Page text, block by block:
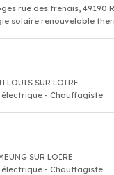
rue des frenais, 49190
solaire renouvelable
SUR LOIRE
- Chauffagiste
SUR LOIRE
- Chauffagiste